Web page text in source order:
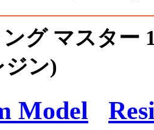
グ マスター
ン)
Model